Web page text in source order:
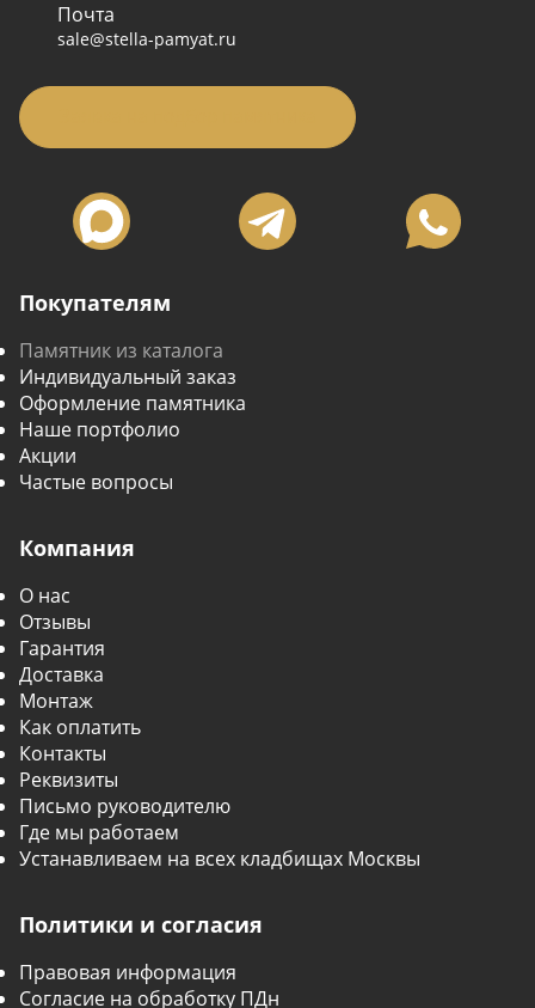
Покупателям
Памятник из каталога
Индивидуальный заказ
Оформление памятника
Наше портфолио
Акции
Частые вопросы
Компания
О нас
Отзывы
Гарантия
Доставка
Монтаж
Как оплатить
Контакты
Реквизиты
Письмо руководителю
Где мы работаем
Устанавливаем на всех кладбищах Москвы
Политики и согласия
Правовая информация
Согласие на обработку ПДн
Почта
sale@stella-pamyat.ru